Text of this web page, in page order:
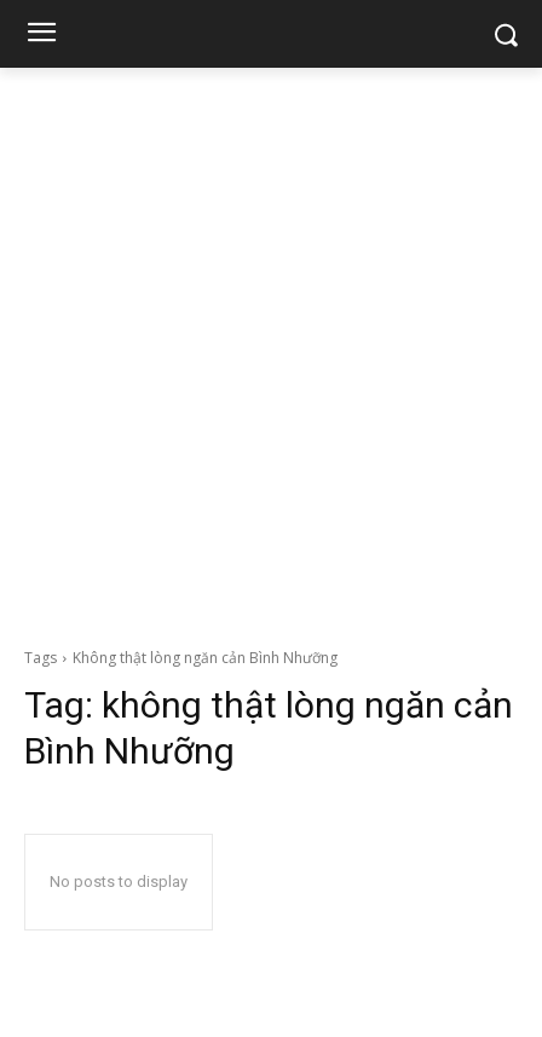
Tags Không thật lòng ngăn cản Bình Nhưỡng
Tag: không thật lòng ngăn cản
Bình Nhưỡng
No posts to display